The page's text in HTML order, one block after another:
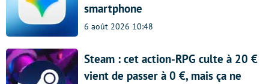
smartphone
6 août 2026 10:48
Steam : cet action-RPG culte à 20 €
vient de passer à 0 €, mais ça ne